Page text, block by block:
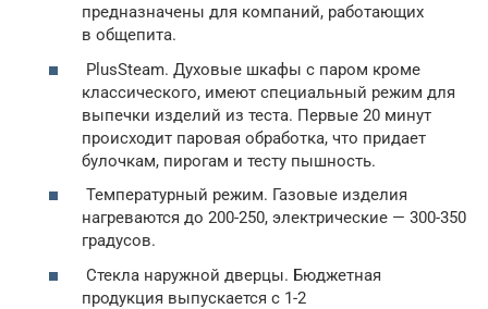
предназначены для компаний, работающих
в общепита.
PlusSteam. Духовые шкафы с паром кроме
классического, имеют специальный режим для
выпечки изделий из теста. Первые 20 минут
происходит паровая обработка, что придает
булочкам, пирогам и тесту пышность.
Температурный режим. Газовые изделия
нагреваются до 200-250, электрические — 300-350
градусов.
Стекла наружной дверцы. Бюджетная
продукция выпускается с 1-2